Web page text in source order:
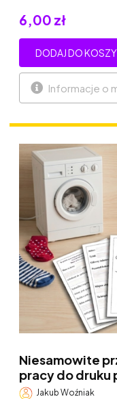
6,00 zł
DODAJ DO
Informacje o
Niesamowite
pracy do druku
Jakub Woźniak